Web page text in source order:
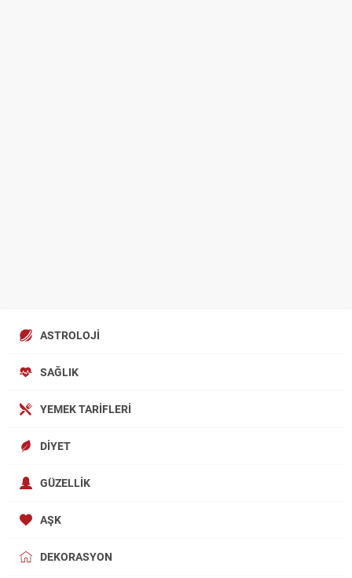
ASTROLOJI
SAĞLIK
YEMEK TARIFLERI
DIYET
GÜZELLIK
AŞK
DEKORASYON